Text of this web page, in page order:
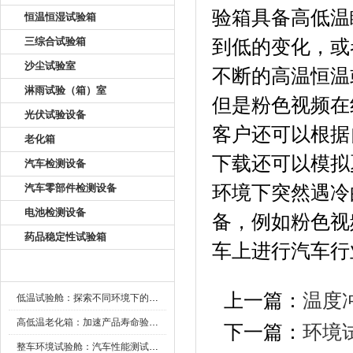
恒温恒湿试验箱
三综合试验箱
沙尘试验室
淋雨试验（箱）室
光伏试验设备
老化箱
汽车检测设备
汽车零部件检测设备
电池检测设备
药品稳定性试验箱
低温试验舱：探索不同环境下的科技边界
高低温老化箱：加速产品寿命验证的可靠伙伴
整车环境试验舱：汽车性能测试的设备
验箱具备高低温
到低的变化
不断的高温恒温
但是粉色视频在
客户还可以根据
下载还可以模拟
环境下突然遇冷
备，例如粉
车上进行汽车行
上一篇： 温度
下一篇： 环境